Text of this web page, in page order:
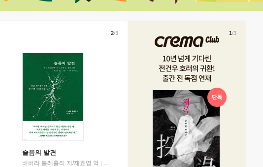
슬픔의 발견
바버라 블래츨리 저/제효영 역
디플롯
2/3 1/3